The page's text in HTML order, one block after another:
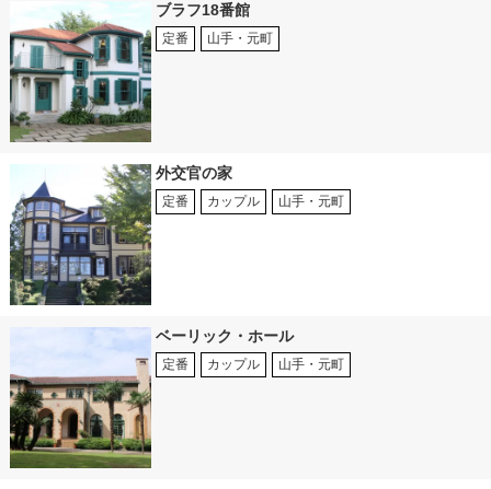
ブラフ18番館
定番 山手・元町
外交官の家
定番 カップル 山手・元町
ベーリック・ホール
定番 カップル 山手・元町